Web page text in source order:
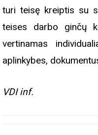
turi teisę kreiptis su
teises darbo ginčų
vertinamas
aplinkybes,
VDI inf.